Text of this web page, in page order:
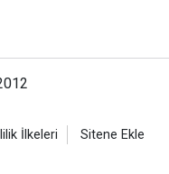
İlkeleri Sitene Ekle